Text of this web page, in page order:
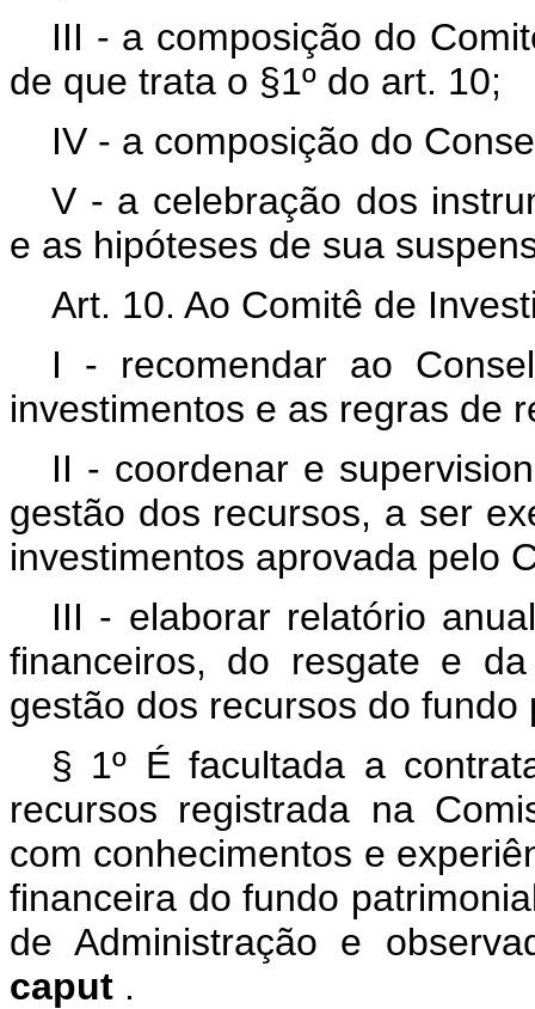
III - a composição do
de que trata o §1º do art. 10;
IV - a composição do
V - a celebração dos
e as hipóteses de sua
Art. 10. Ao Comitê de
I - recomendar ao
investimentos e as regras de
II - coordenar e
gestão dos recursos, a ser
investimentos aprovada pelo
III - elaborar relatório
financeiros, do resgate e
gestão dos recursos do fundo
§ 1º É facultada a
recursos registrada na
com conhecimentos e
financeira do fundo
de Administração e
caput .